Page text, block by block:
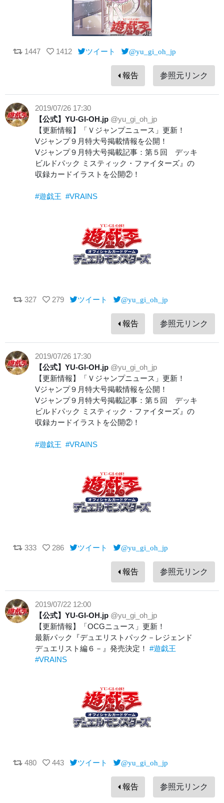
1447 1412 ツイート @yu_gi_oh_jp
報告 参照元リンク
2019/07/26 17:30
【公式】YU-GI-OH.jp @yu_gi_oh_jp
【更新情報】「Ｖジャンプニュース」更新！
Vジャンプ９月特大号掲載情報を公開！
Vジャンプ９月特大号掲載記事：第５回 デッキ
ビルドパック ミスティック・ファイターズ』の
収録カードイラストを公開②！
#遊戯王 #VRAINS
327 279 ツイート @yu_gi_oh_jp
報告 参照元リンク
2019/07/26 17:30
【公式】YU-GI-OH.jp @yu_gi_oh_jp
【更新情報】「Ｖジャンプニュース」更新！
Vジャンプ９月特大号掲載情報を公開！
Vジャンプ９月特大号掲載記事：第５回 デッキ
ビルドパック ミスティック・ファイターズ』の
収録カードイラストを公開②！
#遊戯王 #VRAINS
333 286 ツイート @yu_gi_oh_jp
報告 参照元リンク
2019/07/22 12:00
【公式】YU-GI-OH.jp @yu_gi_oh_jp
【更新情報】「OCGニュース」更新！
最新パック『デュエリストパック－レジェンド
デュエリスト編６－』発売決定！ #遊戯王
#VRAINS
480 443 ツイート @yu_gi_oh_jp
報告 参照元リンク